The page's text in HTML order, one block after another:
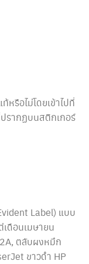
รือไม่โดยเข้าไปที่
รากฏบนสติกเกอร์
Label) แบบ
เดือนเมษายน
ตลับผงหมึก
ขาวดำ HP